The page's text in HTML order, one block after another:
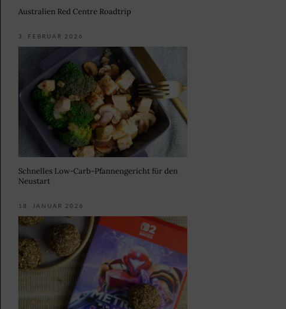
Australien Red Centre Roadtrip
3. FEBRUAR 2026
Schnelles Low-Carb-Pfannengericht für den
Neustart
18. JANUAR 2026